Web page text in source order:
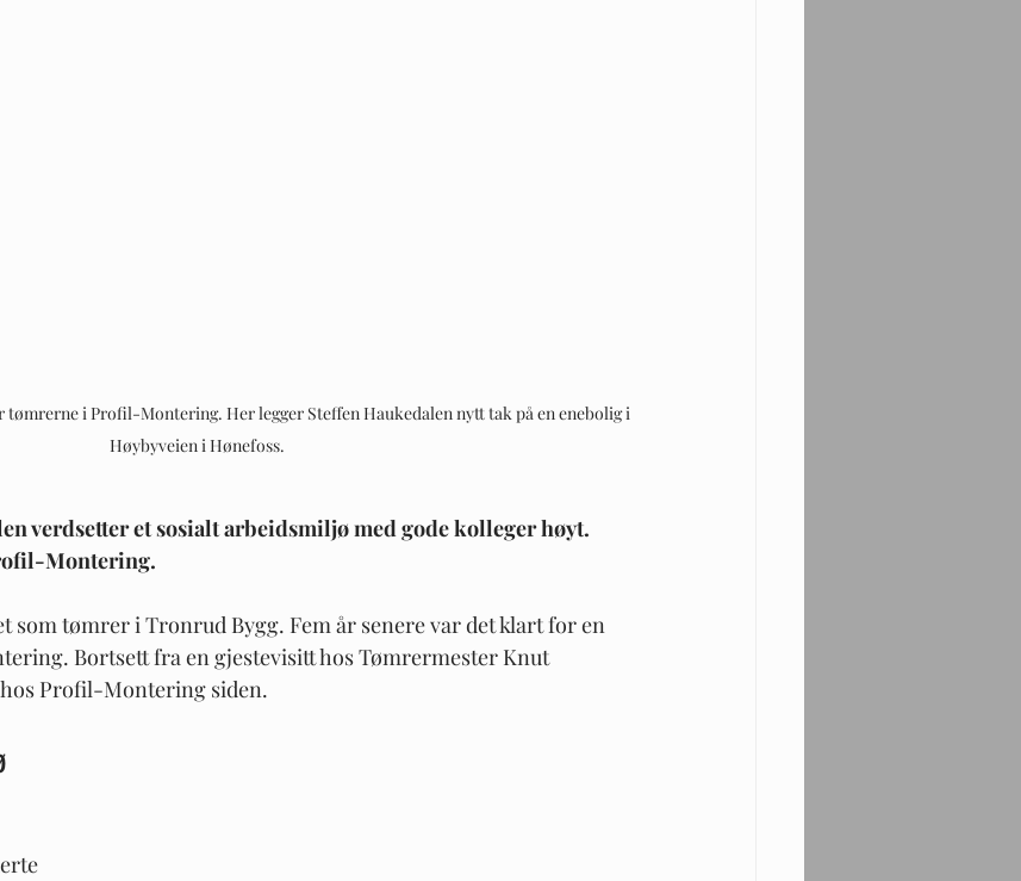
tømrerne i Profil-Montering. Her legger Steffen Haukedalen nytt tak på en enebolig i
Høybyveien i Hønefoss.
verdsetter et sosialt arbeidsmiljø med gode kolleger høyt.
Montering.
som tømrer i Tronrud Bygg. Fem år senere var det klart for en
Bortsett fra en gjestevisitt hos Tømrermester Knut
Profil-Montering siden.